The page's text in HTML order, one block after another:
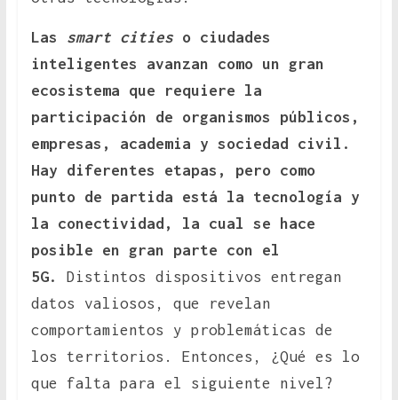
Las smart citieso ciudades
inteligentes avanzan como un gran
ecosistema que requiere la
participación de organismos públicos,
empresas, academia y sociedad civil.
Hay diferentes etapas, pero como
punto de partida está la tecnología y
la conectividad, la cual se hace
posible en gran parte con el
5G. Distintos dispositivos entregan
datos valiosos, que revelan
comportamientos y problemáticas de
los territorios. Entonces, ¿Qué es lo
que falta para el siguiente nivel?